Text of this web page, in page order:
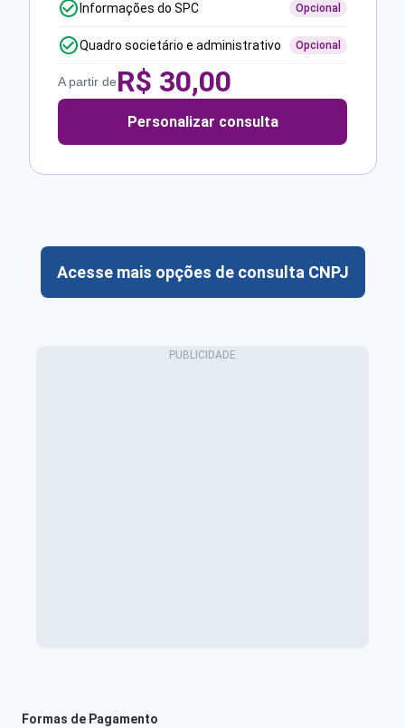
Informações do SPC Opcional
Quadro societário e administrativo Opcional
A partir deR$ 30,00
Personalizar consulta
Acesse mais opções de consulta CNPJ
Formas de Pagamento